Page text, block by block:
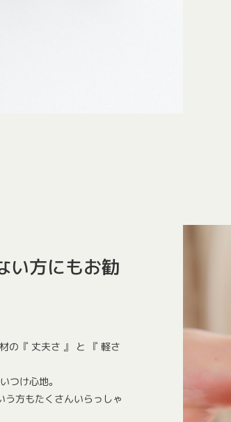
い方にもお勧
の『 丈夫さ 』 と 『 軽さ
つけ心地。
う方もたくさんいらっしゃ